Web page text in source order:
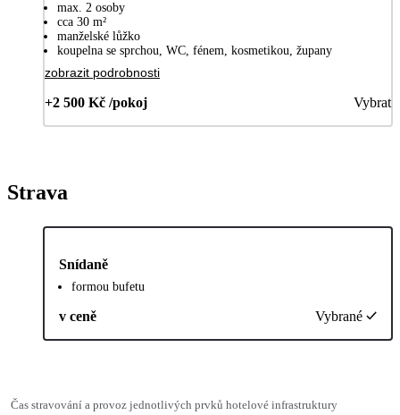
max. 2 osoby
cca 30 m²
manželské lůžko
koupelna se sprchou, WC, fénem, kosmetikou, župany
zobrazit podrobnosti
+2 500 Kč /pokoj Vybrat
Strava
Snídaně
formou bufetu
v ceně Vybrané
Čas stravování a provoz jednotlivých prvků hotelové infrastruktury